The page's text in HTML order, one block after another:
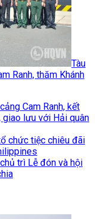
Tàu
Ranh, thăm Khánh
Cam Ranh, kết
lưu với Hải quân
chức tiệc chiêu đãi
trì Lễ đón và hội